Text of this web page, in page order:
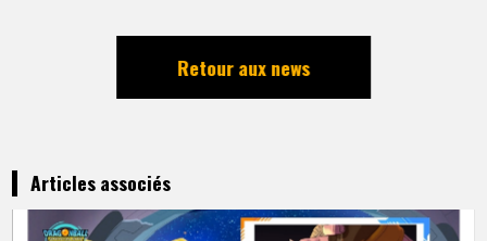
Retour aux news
Articles associés